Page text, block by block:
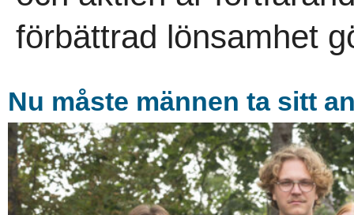
förbättrad lönsamhet
Nu måste männen ta sitt